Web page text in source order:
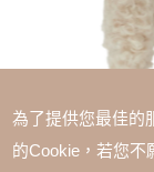
為了提供您最佳的
的Cookie，若您不